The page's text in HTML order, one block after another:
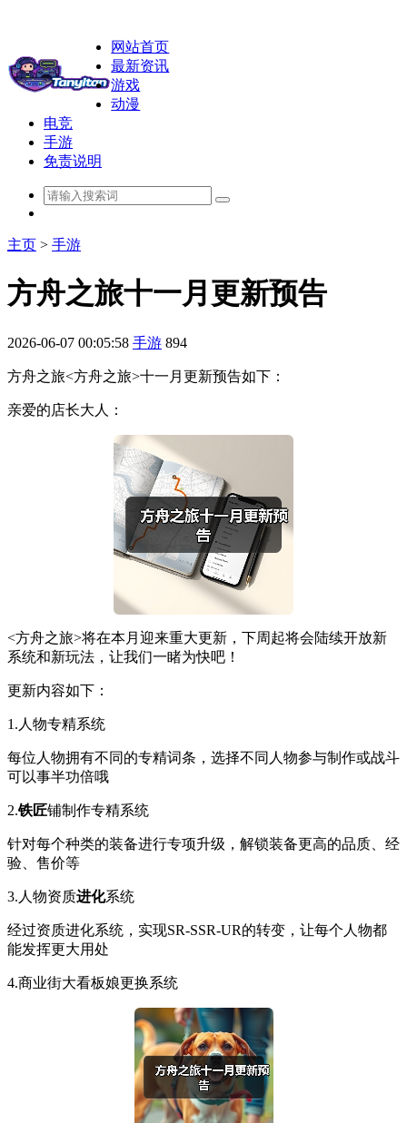
网站首页
最新资讯
游戏
动漫
电竞
手游
免责说明
主页 > 手游
方舟之旅十一月更新预告
2026-06-07 00:05:58 手游 894
方舟之旅<方舟之旅>十一月更新预告如下：
亲爱的店长大人：
<方舟之旅>将在本月迎来重大更新，下周起将会陆续开放新
系统和新玩法，让我们一睹为快吧！
更新内容如下：
1.人物专精系统
每位人物拥有不同的专精词条，选择不同人物参与制作或战斗
可以事半功倍哦
2.铁匠铺制作专精系统
针对每个种类的装备进行专项升级，解锁装备更高的品质、经
验、售价等
3.人物资质进化系统
经过资质进化系统，实现SR-SSR-UR的转变，让每个人物都
能发挥更大用处
4.商业街大看板娘更换系统